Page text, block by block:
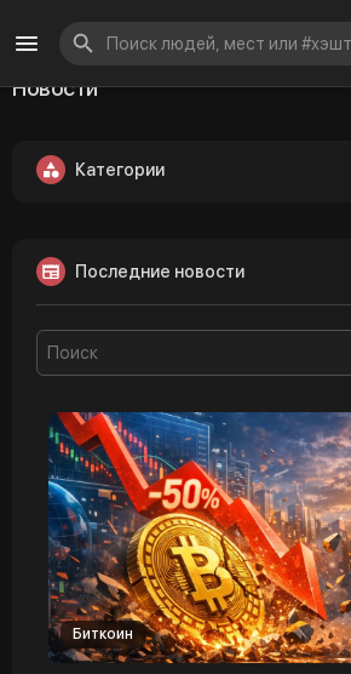
Новости
Категории
Последние новости
Биткоин